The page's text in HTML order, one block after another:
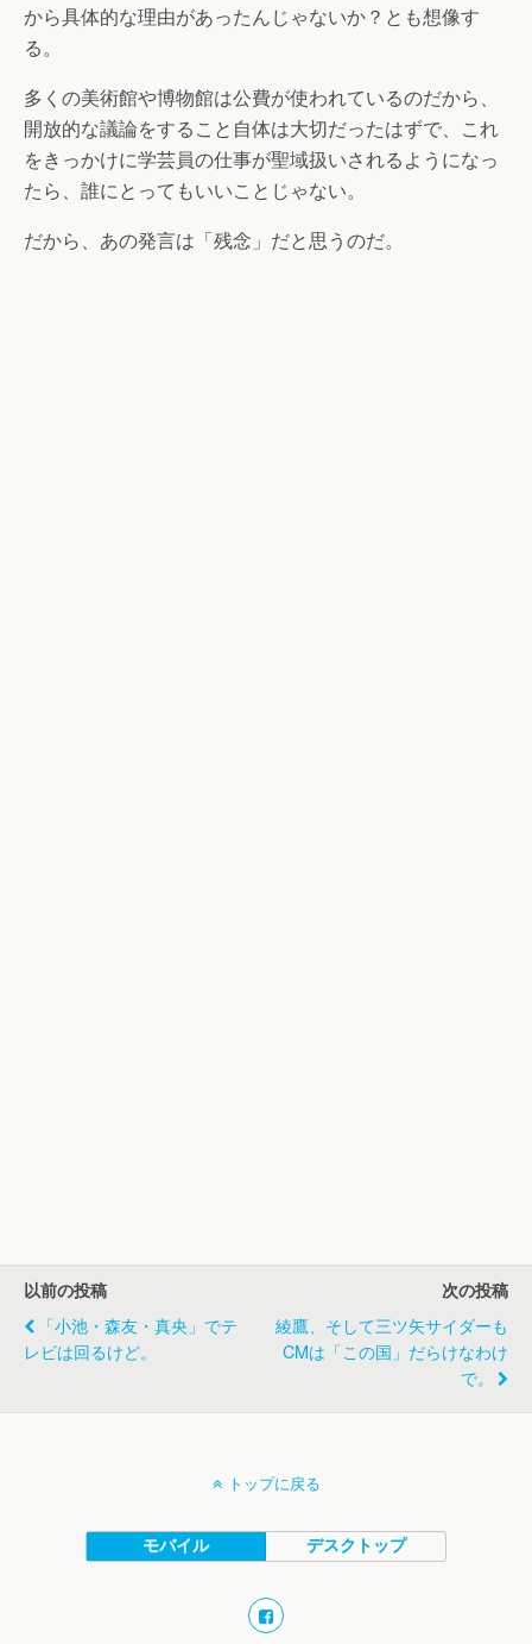
から具体的な理由があったんじゃないか？とも想像す
る。
多くの美術館や博物館は公費が使われているのだから、
開放的な議論をすること自体は大切だったはずで、これ
をきっかけに学芸員の仕事が聖域扱いされるようになっ
たら、誰にとってもいいことじゃない。
だから、あの発言は「残念」だと思うのだ。
以前の投稿
「小池・森友・真央」でテ
レビは回るけど。
次の投稿
綾鷹、そして三ツ矢サイダーも
CMは「この国」だらけなわけ
で。
トップに戻る
モバイル デスクトップ